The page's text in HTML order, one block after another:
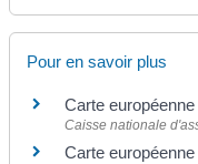
Pour en savoir plus
Carte
Caisse nationale
Carte